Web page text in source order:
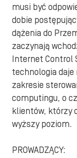
musi być
dobie
dążenia do
zaczynają
Internet Control
technologia
zakresie
computingu, o
klientów, którzy
wyższy poziom.
PROWADZĄCY: